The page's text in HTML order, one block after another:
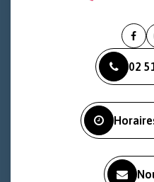
Lien
le
02